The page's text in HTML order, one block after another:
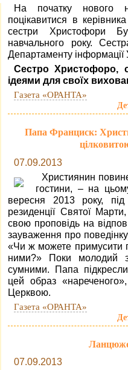
На початку нового
поцікавитися в
сестри Христофори
навчального року.
Департаменту
Сестро Христофоро,
ідеями для своїх
Газета «ОРАНТА»
Папа Франциск:
07.09.2013
Християнин
гостини, – на
вересня 2013 року,
резиденції Святої
свою проповідь на
зауваження про
«Чи ж можете примусити
ними?» Поки молодий
сумними. Папа
цей образ
Церквою.
Газета «ОРАНТА»
07.09.2013